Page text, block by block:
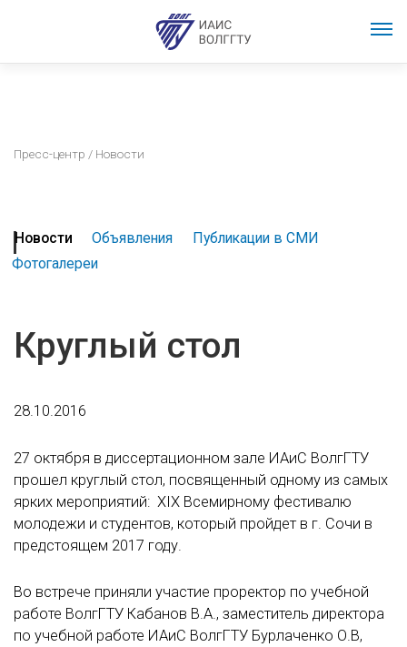
Пресс-центр / Новости
Новости Объявления
Публикации в СМИ
Фотогалереи
Круглый стол
28.10.2016
27 октября в диссертационном зале ИАиС ВолгГТУ
прошел круглый стол, посвященный одному из самых
ярких мероприятий: XIX Всемирному фестивалю
молодежи и студентов, который пройдет в г. Сочи в
предстоящем 2017 году.
Во встрече приняли участие проректор по учебной
работе ВолгГТУ Кабанов В.А., заместитель директора
по учебной работе ИАиС ВолгГТУ Бурлаченко О.В,